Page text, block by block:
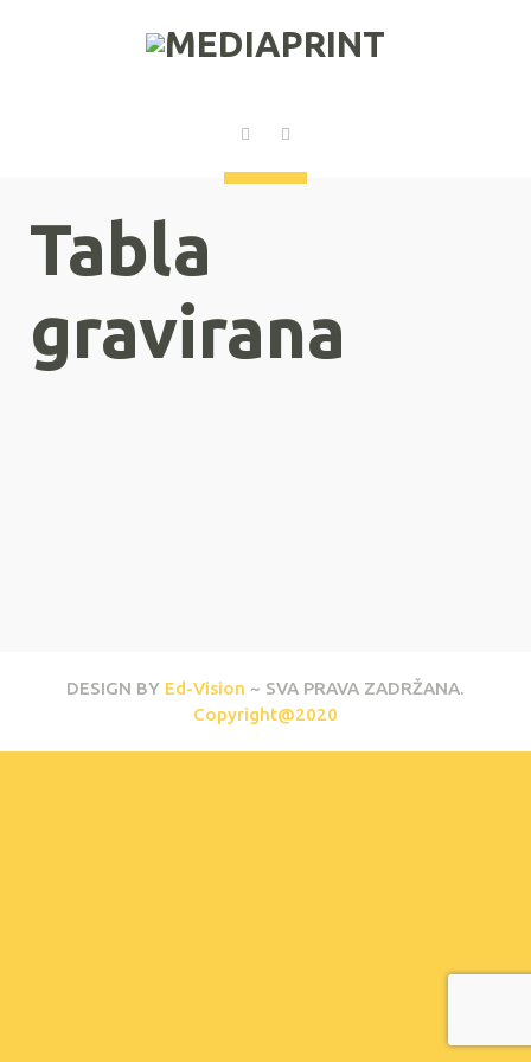
Tabla
gravirana
DESIGN BY Ed-Vision ~ SVA PRAVA ZADRŽANA.
Copyright@2020